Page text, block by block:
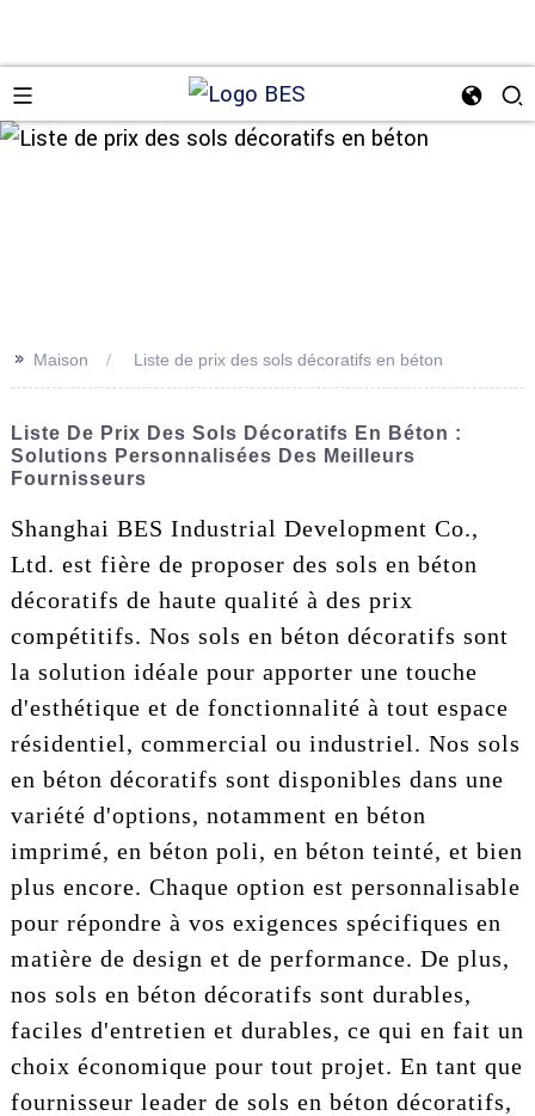
>> Maison Liste de prix des sols décoratifs en béton
Liste De Prix Des Sols Décoratifs En Béton :
Solutions Personnalisées Des Meilleurs
Fournisseurs
Shanghai BES Industrial Development Co.,
Ltd. est fière de proposer des sols en béton
décoratifs de haute qualité à des prix
compétitifs. Nos sols en béton décoratifs sont
la solution idéale pour apporter une touche
d'esthétique et de fonctionnalité à tout espace
résidentiel, commercial ou industriel. Nos sols
en béton décoratifs sont disponibles dans une
variété d'options, notamment en béton
imprimé, en béton poli, en béton teinté, et bien
plus encore. Chaque option est personnalisable
pour répondre à vos exigences spécifiques en
matière de design et de performance. De plus,
nos sols en béton décoratifs sont durables,
faciles d'entretien et durables, ce qui en fait un
choix économique pour tout projet. En tant que
fournisseur leader de sols en béton décoratifs,